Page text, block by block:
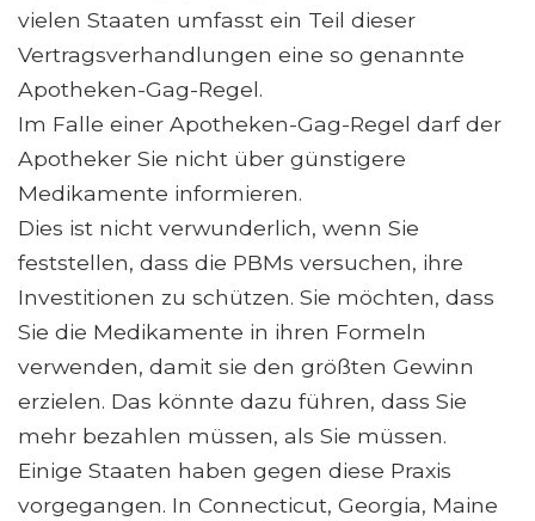
vielen Staaten umfasst ein Teil dieser
Vertragsverhandlungen eine so genannte
Apotheken-Gag-Regel.
Im Falle einer Apotheken-Gag-Regel darf der
Apotheker Sie nicht über günstigere
Medikamente informieren.
Dies ist nicht verwunderlich, wenn Sie
feststellen, dass die PBMs versuchen, ihre
Investitionen zu schützen. Sie möchten, dass
Sie die Medikamente in ihren Formeln
verwenden, damit sie den größten Gewinn
erzielen. Das könnte dazu führen, dass Sie
mehr bezahlen müssen, als Sie müssen.
Einige Staaten haben gegen diese Praxis
vorgegangen. In Connecticut, Georgia, Maine